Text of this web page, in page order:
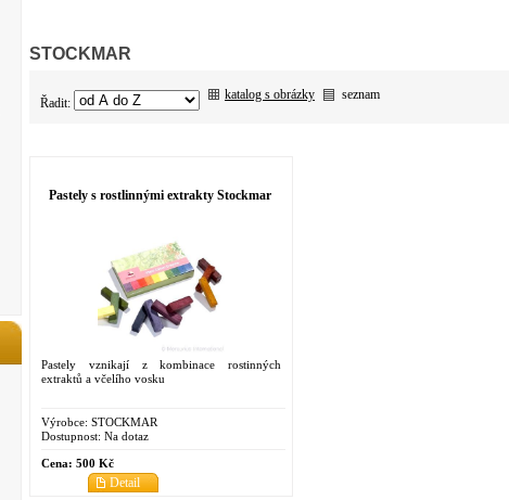
STOCKMAR
Řadit:
katalog s obrázky seznam
Pastely s rostlinnými extrakty Stockmar
Pastely vznikají z kombinace rostinných
extraktů a včelího vosku
Výrobce: STOCKMAR
Dostupnost: Na dotaz
Cena: 500 Kč
Detail